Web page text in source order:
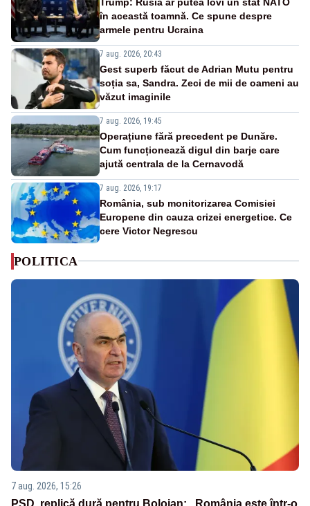
în această toamnă. Ce spune despre
armele pentru Ucraina
7 aug. 2026, 20:43
Gest superb făcut de Adrian Mutu pentru
soția sa, Sandra. Zeci de mii de oameni au
văzut imaginile
7 aug. 2026, 19:45
Operațiune fără precedent pe Dunăre.
Cum funcționează digul din barje care
ajută centrala de la Cernavodă
7 aug. 2026, 19:17
România, sub monitorizarea Comisiei
Europene din cauza crizei energetice. Ce
cere Victor Negrescu
POLITICA
7 aug. 2026, 15:26